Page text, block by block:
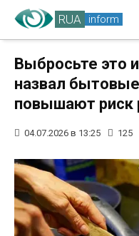
RUA inform
Выбросьте это
назвал
повышают риск
04.07.2026 в 13:25 125